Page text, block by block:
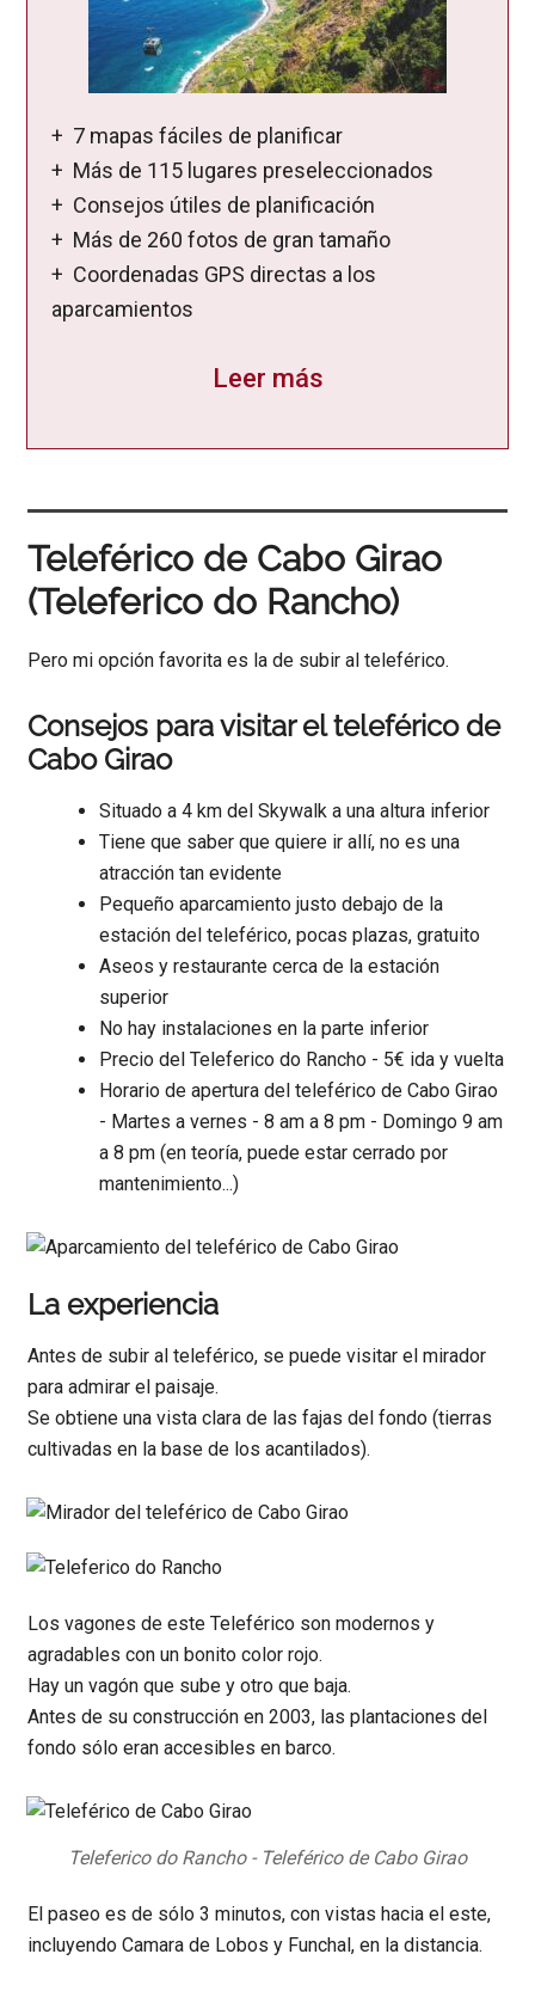
+ 7 mapas fáciles de planificar
+ Más de 115 lugares preseleccionados
+ Consejos útiles de planificación
+ Más de 260 fotos de gran tamaño
+ Coordenadas GPS directas a los
aparcamientos
Leer más
Teleférico de Cabo Girao
(Teleferico do Rancho)
Pero mi opción favorita es la de subir al teleférico.
Consejos para visitar el teleférico de
Cabo Girao
Situado a 4 km del Skywalk a una altura inferior
Tiene que saber que quiere ir allí, no es una
atracción tan evidente
Pequeño aparcamiento justo debajo de la
estación del teleférico, pocas plazas, gratuito
Aseos y restaurante cerca de la estación
superior
No hay instalaciones en la parte inferior
Precio del Teleferico do Rancho - 5€ ida y vuelta
Horario de apertura del teleférico de Cabo Girao
- Martes a vernes - 8 am a 8 pm - Domingo 9 am
a 8 pm (en teoría, puede estar cerrado por
mantenimiento...)
La experiencia
Antes de subir al teleférico, se puede visitar el mirador
para admirar el paisaje.
Se obtiene una vista clara de las fajas del fondo (tierras
cultivadas en la base de los acantilados).
Los vagones de este Teleférico son modernos y
agradables con un bonito color rojo.
Hay un vagón que sube y otro que baja.
Antes de su construcción en 2003, las plantaciones del
fondo sólo eran accesibles en barco.
Teleferico do Rancho - Teleférico de Cabo Girao
El paseo es de sólo 3 minutos, con vistas hacia el este,
incluyendo Camara de Lobos y Funchal, en la distancia.